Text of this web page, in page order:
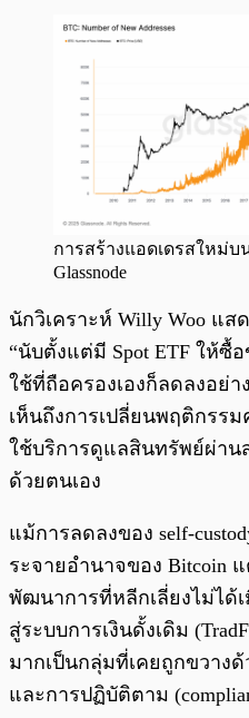
การสร้างแอดเดรสใหม่บ
Glassnode
นักวิเคราะห์ Willy Woo แ
“นับตั้งแต่มี Spot ETF ให้ซื้
ใช้ที่ถือครองเองก็ลดลงอย่
เห็นถึงการเปลี่ยนพฤติกรร
ใช้บริการดูแลสินทรัพย์ผ่าน
ด้วยตนเอง
แม้การลดลงของ self-
ระจายอำนาจของ Bitcoin
พัฒนาการที่หลีกเลี่ยงไม่ได้
สู่ระบบการเงินดั้งเดิม
มากเป็นกลุ่มที่เคยถูกขวาง
และการปฏิบัติตาม